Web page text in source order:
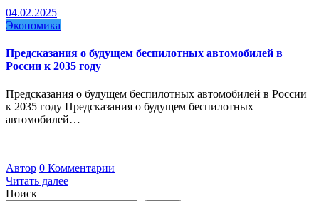
04.02.2025
Экономика
Предсказания о будущем беспилотных автомобилей в
России к 2035 году
Предсказания о будущем беспилотных автомобилей в России
к 2035 году Предсказания о будущем беспилотных
автомобилей…
Автор 0 Комментарии
Читать далее
Поиск